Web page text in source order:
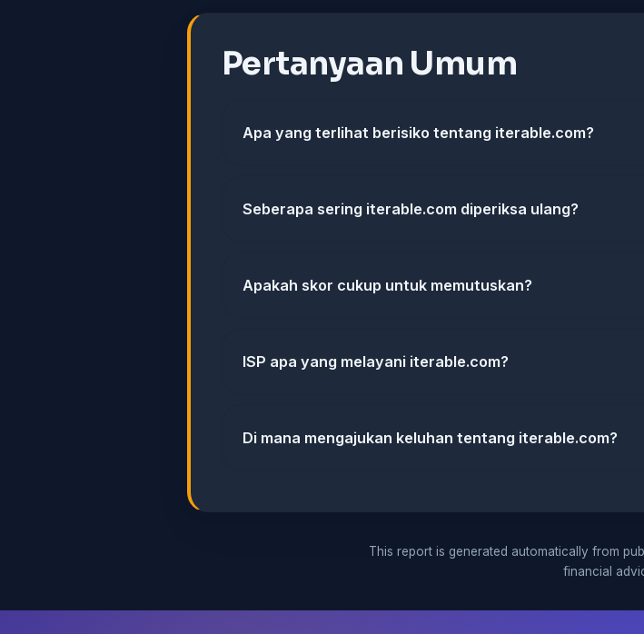
Pertanyaan Umum
Apa yang terlihat berisiko tentang iterable.com?
Seberapa sering iterable.com diperiksa ulang?
Apakah skor cukup untuk memutuskan?
ISP apa yang melayani iterable.com?
Di mana mengajukan keluhan tentang iterable.com?
This report is generated automatically from
financial